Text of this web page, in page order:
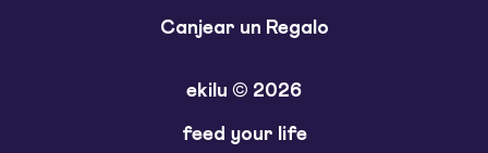
Canjear un Regalo
ekilu © 2026
feed your life